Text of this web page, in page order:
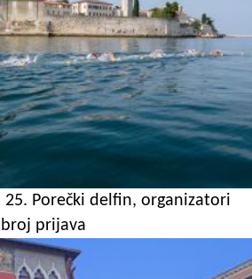
25. Porečki delfin, organizatori
prijava